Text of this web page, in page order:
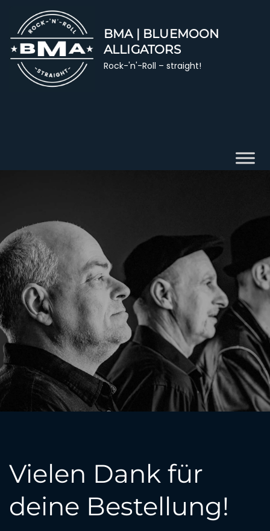
content
BMA | BLUEMOON
ALLIGATORS
Rock-'n'-Roll – straight!
Vielen Dank für
deine Bestellung!